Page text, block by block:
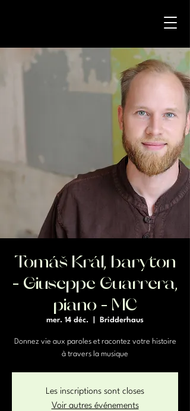
Tomáš Král, baryton
- Giuseppe Guarrera,
piano - MC
mer. 14 déc. Bridderhaus
Donnez vie aux paroles et racontez votre histoire
à travers la musique
Les inscriptions sont closes
Voir autres événements